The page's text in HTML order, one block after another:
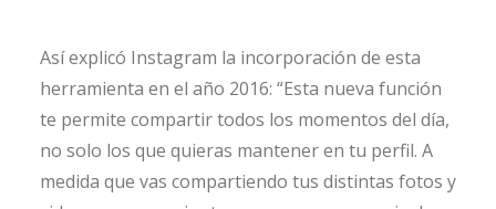
Así explicó Instagram la incorporación de esta
herramienta en el año 2016: “Esta nueva función
te permite compartir todos los momentos del día,
no solo los que quieras mantener en tu perfil. A
medida que vas compartiendo tus distintas fotos y